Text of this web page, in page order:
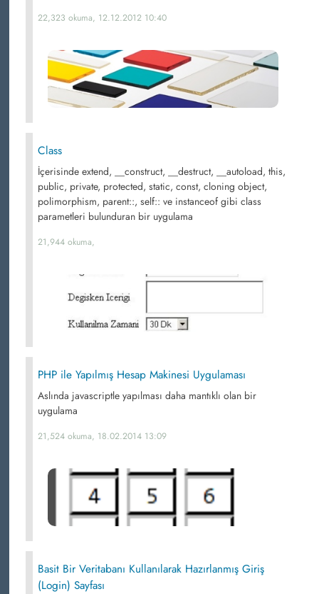
22,323 okuma, 12.12.2012 10:40
Class
İçerisinde extend, __construct, __destruct, __autoload, this,
public, private, protected, static, const, cloning object,
polimorphism, parent::, self:: ve instanceof gibi class
parametleri bulunduran bir uygulama
21,944 okuma,
PHP ile Yapılmış Hesap Makinesi Uygulaması
Aslında javascriptle yapılması daha mantıklı olan bir
uygulama
21,524 okuma, 18.02.2014 13:09
Basit Bir Veritabanı Kullanılarak Hazırlanmış Giriş
(Login) Sayfası